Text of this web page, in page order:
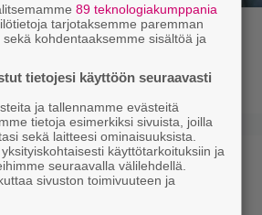
Ilmaiskatselussa villi
– tässä
ei ole pyhää
89 teknologiakumppania
tarjotaksemme paremman
kohdentaaksemme sisältöä ja
tietojesi käyttöön seuraavasti
ja tallennamme evästeitä
tietoja esimerkiksi sivuista, joilla
sekä laitteesi ominaisuuksista.
käyttötarkoituksiin ja
seuraavalla välilehdellä.
sivuston toimivuuteen ja